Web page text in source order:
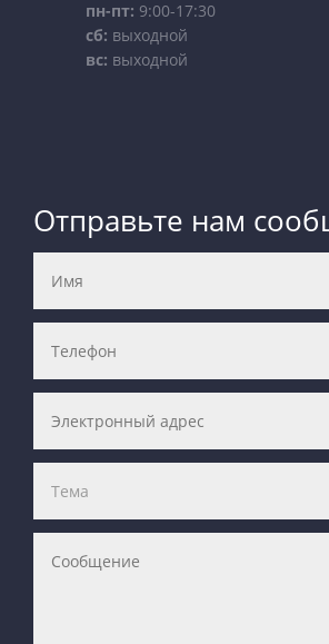
пн-пт: 9:00-17:30
сб: выходной
вс: выходной
Отправьте нам